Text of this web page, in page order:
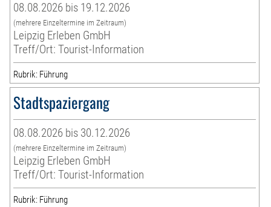
08.08.2026 bis 19.12.2026
(mehrere Einzeltermine im Zeitraum)
Leipzig Erleben GmbH
Treff/Ort: Tourist-Information
Rubrik: Führung
Stadtspaziergang
08.08.2026 bis 30.12.2026
(mehrere Einzeltermine im Zeitraum)
Leipzig Erleben GmbH
Treff/Ort: Tourist-Information
Rubrik: Führung